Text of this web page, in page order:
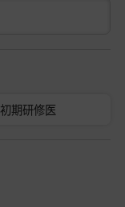
初期研修医